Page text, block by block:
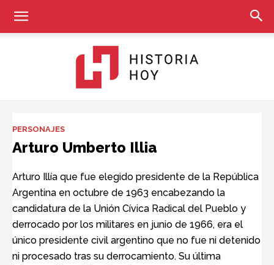
PERSONAJES
Arturo Umberto Illia
Arturo Illía que fue elegido presidente de la República
Argentina en octubre de 1963 encabezando la
candidatura de la Unión Cívica Radical del Pueblo y
derrocado por los militares en junio de 1966, era el
único presidente civil argentino que no fue ni detenido
ni procesado tras su derrocamiento. Su última